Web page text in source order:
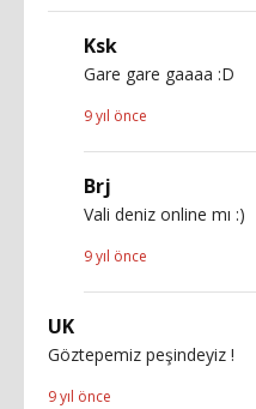
Ksk
Gare gare gaaaa :D
9 yıl önce
Brj
Vali deniz online mı :)
9 yıl önce
UK
Göztepemiz peşindeyiz !
9 yıl önce